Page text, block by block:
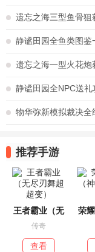
静谧田园全鱼类图鉴
推荐手游
王者霸业（无
传奇
查看
荣